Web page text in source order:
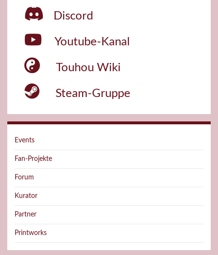
Discord
Youtube-Kanal
Touhou Wiki
Steam-Gruppe
Events
Fan-Projekte
Forum
Kurator
Partner
Printworks